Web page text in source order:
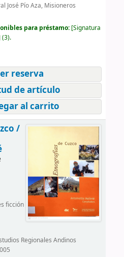
José Pío Aza, Misioneros
para préstamo: Signatura
(3).
reserva
de artículo
al carrito
/
ficción
Regionales Andinos